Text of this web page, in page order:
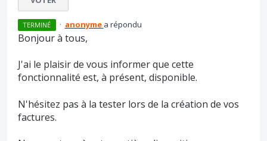
TERMINÉ · anonyme a répondu
Bonjour à tous,
J'ai le plaisir de vous informer que cette
fonctionnalité est, à présent, disponible.
N'hésitez pas à la tester lors de la création de vos
factures.